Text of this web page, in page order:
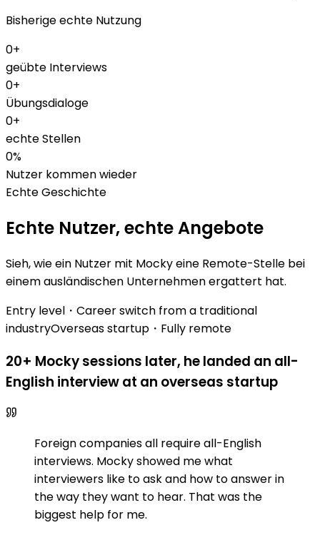
Bisherige echte Nutzung
0+
geübte Interviews
0+
Übungsdialoge
0+
echte Stellen
0%
Nutzer kommen wieder
Echte Geschichte
Echte Nutzer, echte Angebote
Sieh, wie ein Nutzer mit Mocky eine Remote-Stelle bei
einem ausländischen Unternehmen ergattert hat.
Entry level・Career switch from a traditional
industryOverseas startup・Fully remote
20+ Mocky sessions later, he landed an all-
English interview at an overseas startup
Foreign companies all require all-English
interviews. Mocky showed me what
interviewers like to ask and how to answer in
the way they want to hear. That was the
biggest help for me.